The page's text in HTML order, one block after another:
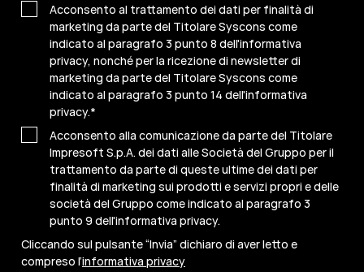
Acconsento al trattamento dei dati per finalità di
marketing da parte del Titolare Syscons come
indicato al paragrafo 3 punto 8 dell'informativa
privacy, nonché per la ricezione di newsletter di
marketing da parte del Titolare Syscons come
indicato al paragrafo 3 punto 14 dell'informativa
privacy.*
Acconsento alla comunicazione da parte del Titolare
Impresoft S.p.A. dei dati alle Società del Gruppo per il
trattamento da parte di queste ultime dei dati per
finalità di marketing sui prodotti e servizi propri e delle
società del Gruppo come indicato al paragrafo 3
punto 9 dell'informativa privacy.
Cliccando sul pulsante “Invia” dichiaro di aver letto e
compreso l’informativa privacy